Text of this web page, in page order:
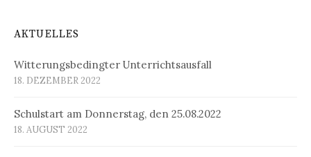
AKTUELLES
Witterungsbedingter Unterrichtsausfall
18. DEZEMBER 2022
Schulstart am Donnerstag, den 25.08.2022
18. AUGUST 2022